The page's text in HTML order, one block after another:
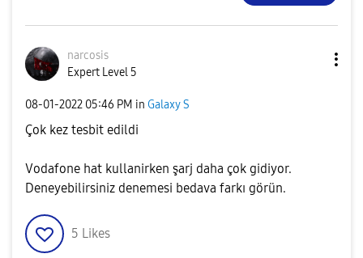
narcosis
Expert Level 5
‎08-01-2022 05:46 PM in Galaxy S
Çok kez tesbit edildi
Vodafone hat kullanirken şarj daha çok gidiyor.
Deneyebilirsiniz denemesi bedava farkı görün.
5 Likes